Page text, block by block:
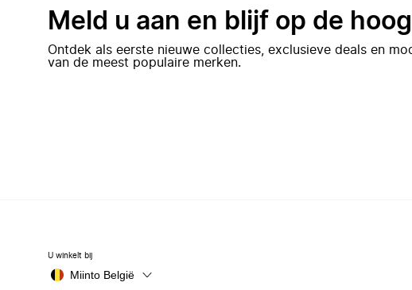
Meld u aan en blijf op de
Ontdek als eerste nieuwe collecties, exclusieve deals en
van de meest populaire merken.
U winkelt bij
Miinto België